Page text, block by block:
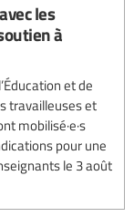
les
à
et de
travailleuses et
mobilisé·e·s
pour une
le 3 août